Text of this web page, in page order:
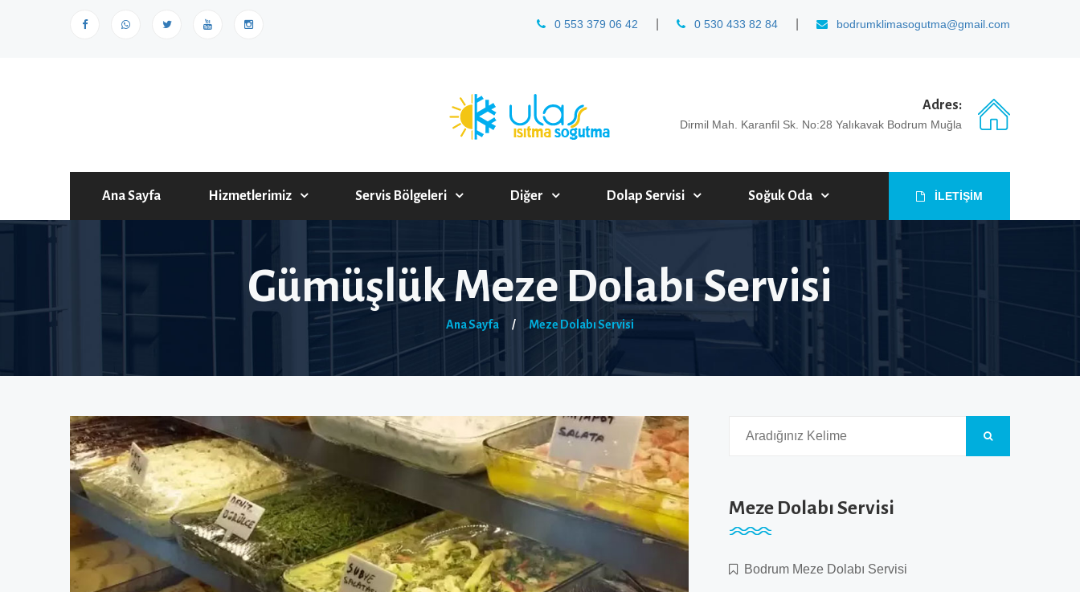
0 553 379 06 42 0 530 433 82 84 bodrumklimasogutma@gmail.com
Adres:
Dirmil Mah. Karanfil Sk. No:28 Yalıkavak Bodrum Muğla
İLETİŞİM
Ana Sayfa Hizmetlerimiz Servis Bölgeleri Diğer Dolap Servisi Soğuk Oda
Gümüşlük Meze Dolabı Servisi
Ana Sayfa / Meze Dolabı Servisi
Meze Dolabı Servisi
Bodrum Meze Dolabı Servisi